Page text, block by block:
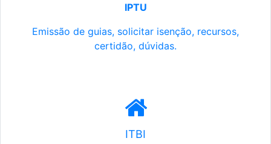
IPTU
Emissão de guias, solicitar isenção, recursos,
certidão, dúvidas.
ITBI